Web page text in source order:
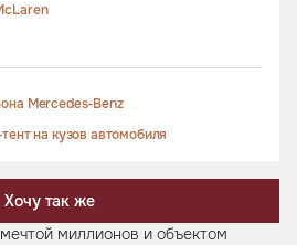
Цветные ремни безопасности
Mercedes-Benz
на кузов автомобиля
Хочу так же
миллионов и объектом